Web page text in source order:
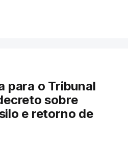
justo e transparente".
reduzir burocracias,
e garantir que os apoios
estaremos a dar
argumenta o
para o Tribunal
sobre
e retorno de